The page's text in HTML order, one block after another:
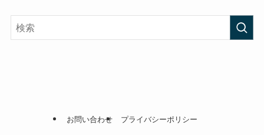
お問い合わせ プライバシーポリシー